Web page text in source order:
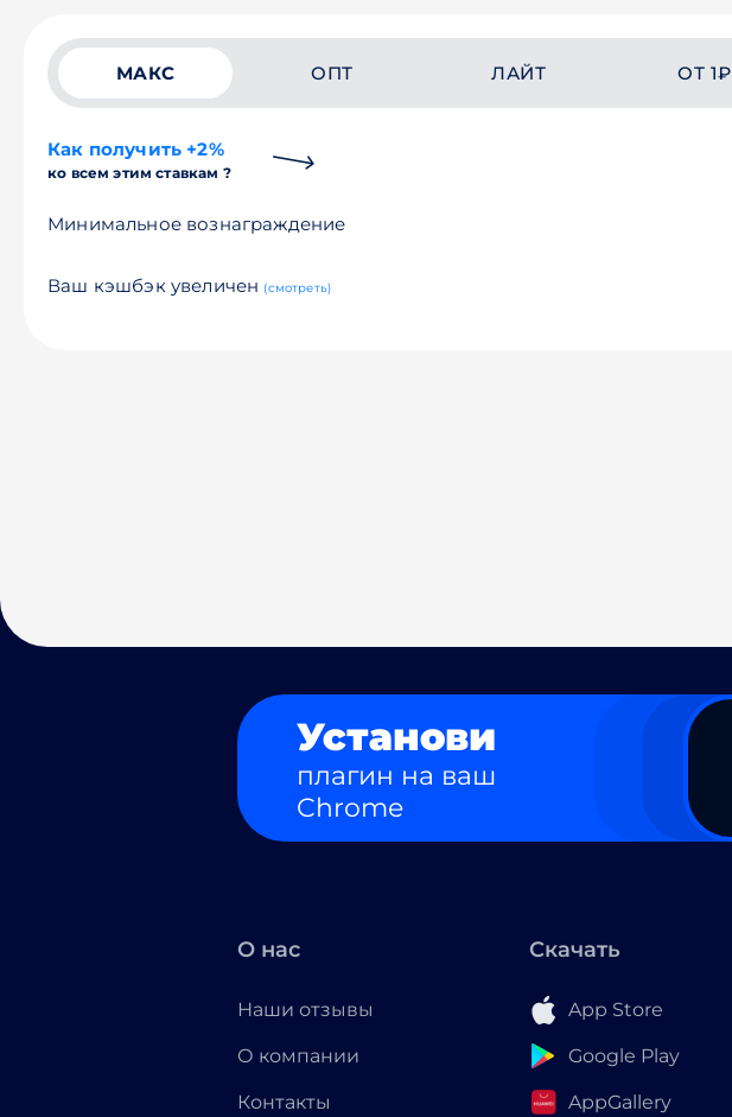
МАКС ОПТ ЛАЙТ ОТ 1₽
Как получить +2%
ко всем этим ставкам ?
Минимальное вознаграждение
Ваш кэшбэк увеличен (смотреть)
Установи
плагин на ваш
Chrome
О нас
Наши отзывы
О компании
Контакты
Скачать
App Store
Google Play
AppGallery